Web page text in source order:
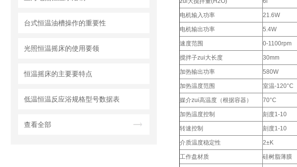
台式恒温油槽操作的重要性
光照恒温摇床的使用要领
恒温摇床的主要要特点
低温恒温反应浴规格型号数据表
查看全部
电机输入功率 21.6W
电机输出功率 5.4W
速度范围 0-1100rpm
搅拌子zui大长度 30mm
加热输出功率 580W
加热温度范围 室温-120°C
媒介zui高温度（根据容器） 70°C
加热温度控制 刻度1-10
转速控制 刻度1-10
介质温度稳定性 2±K
工作盘材质 硅树脂薄膜